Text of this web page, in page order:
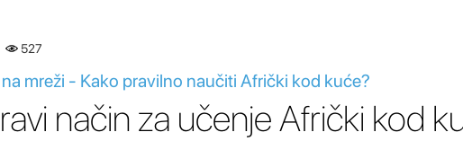
527
mreži - Kako pravilno naučiti Afrički kod kuće?
način za učenje Afrički kod